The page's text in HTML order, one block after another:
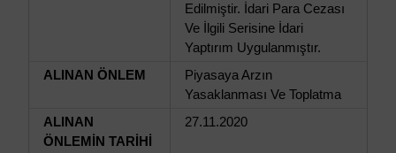
Edilmiştir. İdari Para Cezası
Ve İlgili Serisine İdari
Yaptırım Uygulanmıştır.
ALINAN ÖNLEM
Piyasaya Arzın
Yasaklanması Ve Toplatma
ALINAN
ÖNLEMİN TARİHİ
27.11.2020